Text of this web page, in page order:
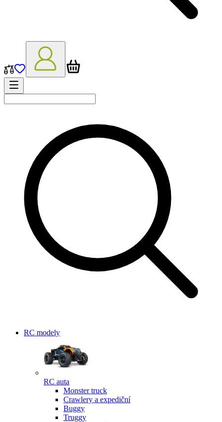
RC modely
RC auta
Monster truck
Crawlery a expediční
Buggy
Truggy